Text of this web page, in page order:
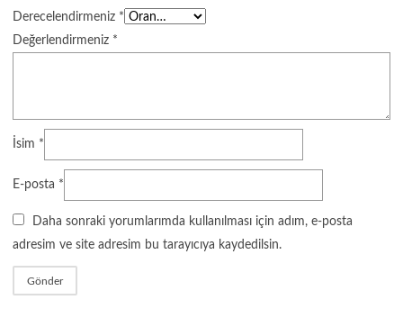
Derecelendirmeniz *
Değerlendirmeniz *
İsim *
E-posta *
Daha sonraki yorumlarımda kullanılması için adım, e-posta
adresim ve site adresim bu tarayıcıya kaydedilsin.